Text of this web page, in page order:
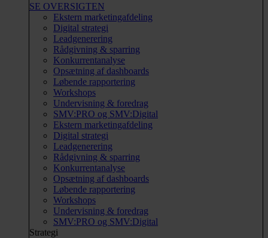
SE OVERSIGTEN
Ekstern marketingafdeling
Digital strategi
Leadgenerering
Rådgivning & sparring
Konkurrentanalyse
Opsætning af dashboards
Løbende rapportering
Workshops
Undervisning & foredrag
SMV:PRO og SMV:Digital
Ekstern marketingafdeling
Digital strategi
Leadgenerering
Rådgivning & sparring
Konkurrentanalyse
Opsætning af dashboards
Løbende rapportering
Workshops
Undervisning & foredrag
SMV:PRO og SMV:Digital
Strategi